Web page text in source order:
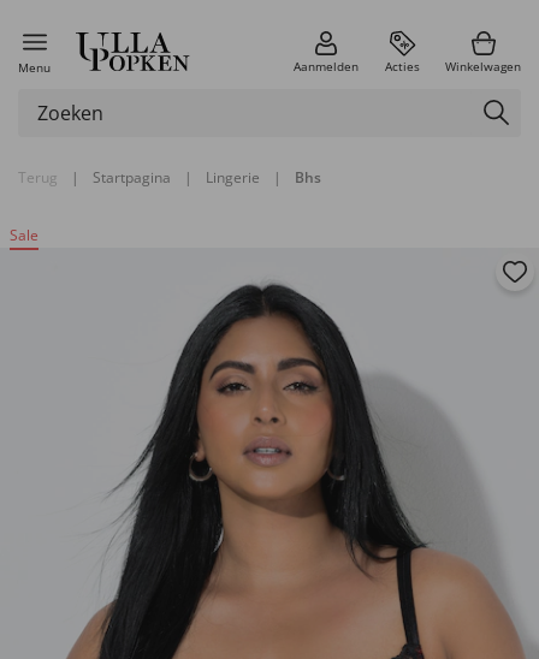
Menu Aanmelden Acties Winkelwagen
Terug | Startpagina | Lingerie | Bhs
Sale